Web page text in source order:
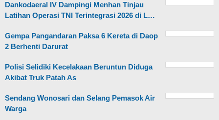
Dankodaeral IV Dampingi Menhan Tinjau
Latihan Operasi TNI Terintegrasi 2026 di L…
Gempa Pangandaran Paksa 6 Kereta di Daop
2 Berhenti Darurat
Polisi Selidiki Kecelakaan Beruntun Diduga
Akibat Truk Patah As
Sendang Wonosari dan Selang Pemasok Air
Warga